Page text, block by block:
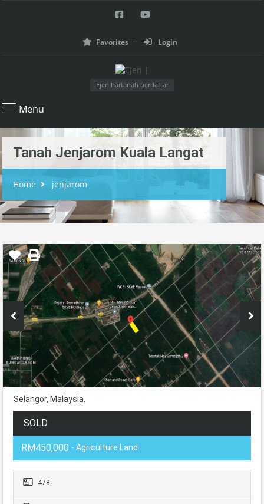
Favorites Login
Ejen hartanah berdaftar
Menu
Tanah Jenjarom Kuala Langat
Home jenjarom
Selangor, Malaysia.
SOLD
RM450,000 - Agriculture Land
478